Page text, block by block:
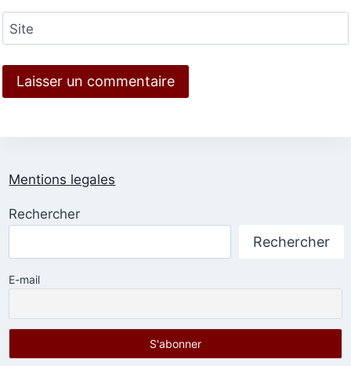
Site
Mentions legales
Rechercher
Rechercher
E-mail